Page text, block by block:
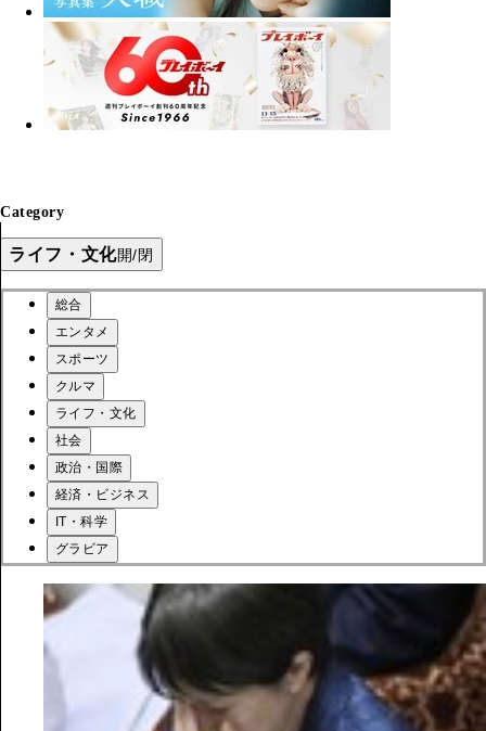
Category
ライフ・文化開/閉
総合
エンタメ
スポーツ
クルマ
ライフ・文化
社会
政治・国際
経済・ビジネス
IT・科学
グラビア